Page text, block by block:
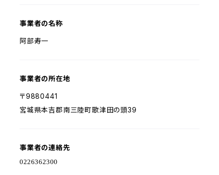
事業者の名称
阿部寿一
事業者の所在地
〒9880441
宮城県本吉郡南三陸町歌津田の頭39
事業者の連絡先